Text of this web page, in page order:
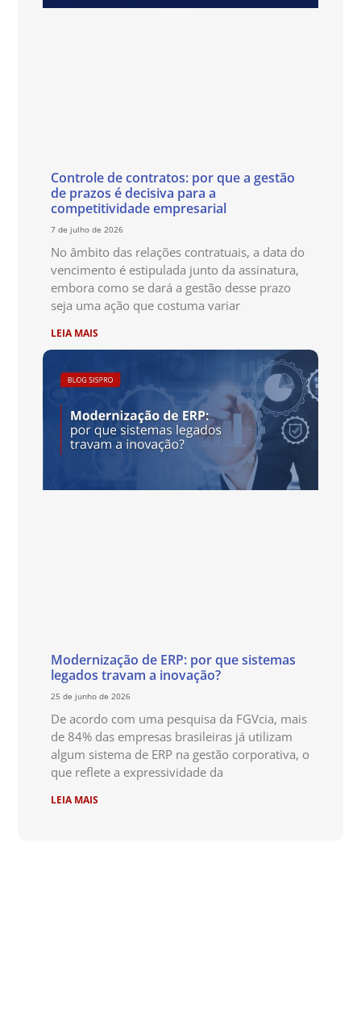
Controle de contratos: por que a gestão
de prazos é decisiva para a
competitividade empresarial
7 de julho de 2026
No âmbito das relações contratuais, a data do
vencimento é estipulada junto da assinatura,
embora como se dará a gestão desse prazo
seja uma ação que costuma variar
LEIA MAIS
Modernização de ERP: por que sistemas
legados travam a inovação?
25 de junho de 2026
De acordo com uma pesquisa da FGVcia, mais
de 84% das empresas brasileiras já utilizam
algum sistema de ERP na gestão corporativa, o
que reflete a expressividade da
LEIA MAIS